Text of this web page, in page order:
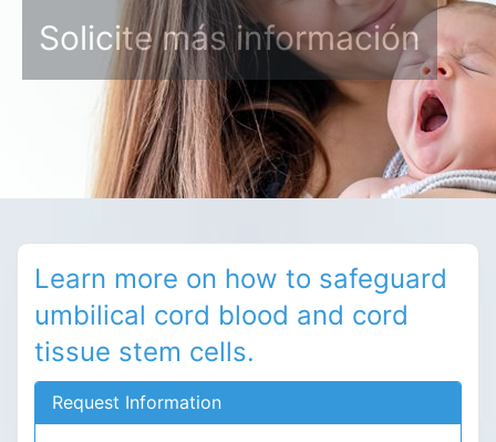
Solicite más información
Learn more on how to safeguard
umbilical cord blood and cord
tissue stem cells.
Request Information